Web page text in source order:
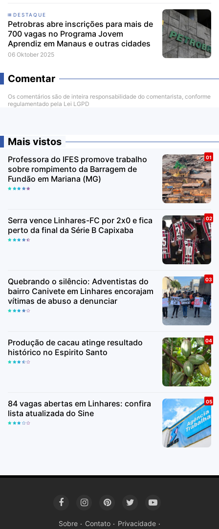
DESTAQUE
Petrobras abre inscrições para mais de
700 vagas no Programa Jovem
Aprendiz em Manaus e outras cidades
06 Oktober 2025
Comentar
Os comentários são de inteira responsabilidade do comentarista, conforme
regulamentado pela Lei LGPD
Mais vistos
Professora do IFES promove trabalho
sobre rompimento da Barragem de
Fundão em Mariana (MG)
Serra vence Linhares-FC por 2x0 e fica
perto da final da Série B Capixaba
Quebrando o silêncio: Adventistas do
bairro Canivete em Linhares encorajam
vítimas de abuso a denunciar
Produção de cacau atinge resultado
histórico no Espirito Santo
84 vagas abertas em Linhares: confira
lista atualizada do Sine
Sobre Contato Privacidade